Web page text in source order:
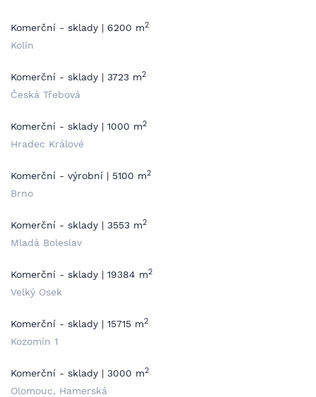
Komerční - sklady | 6200 m2
Kolín
Komerční - sklady | 3723 m2
Česká Třebová
Komerční - sklady | 1000 m2
Hradec Králové
Komerční - výrobní | 5100 m2
Brno
Komerční - sklady | 3553 m2
Mladá Boleslav
Komerční - sklady | 19384 m2
Velký Osek
Komerční - sklady | 15715 m2
Kozomín 1
Komerční - sklady | 3000 m2
Olomouc, Hamerská